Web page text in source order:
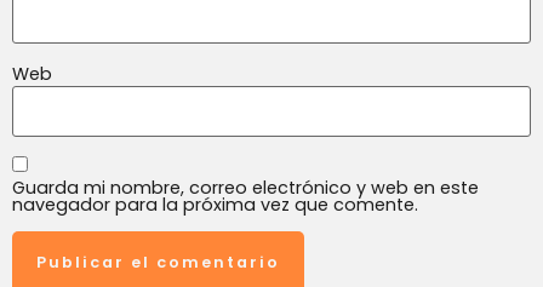
Web
Guarda mi nombre, correo electrónico y web en este
navegador para la próxima vez que comente.